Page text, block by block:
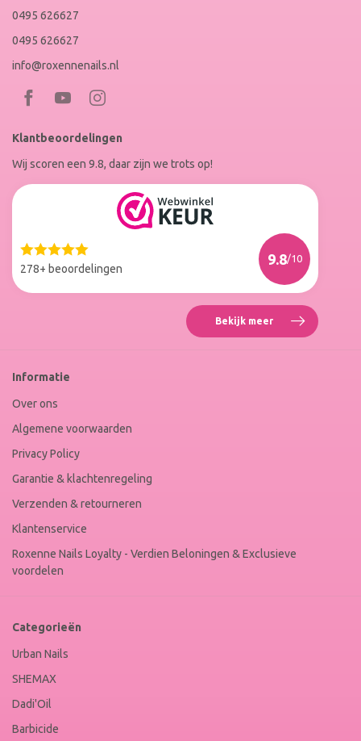
0495 626627
0495 626627
info@roxennenails.nl
Bezoek
Facebook
op
Instagram
Klantbeoordelingen
Wij scoren een 9.8, daar zijn we trots op!
278+ beoordelingen
9.8/10
Web
Winkel
Bekijk meer Reviews
Roxenne
Informatie
Over ons
Algemene voorwaarden
Privacy Policy
Garantie & klachtenregeling
Verzenden & retourneren
Klantenservice
Roxenne Nails Loyalty - Verdien Beloningen & Exclusieve
voordelen
Categorieën
Urban Nails
SHEMAX
Dadi'Oil
Barbicide